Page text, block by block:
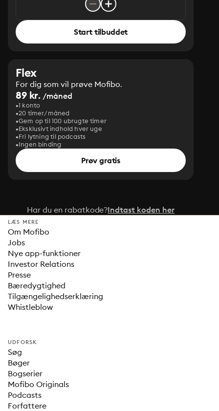
Start tilbuddet
Flex
For dig som vil prøve Mofibo.
89 kr. /måned
1 konto
20 timer/måned
Gem op til 100 ubrugte timer
Eksklusivt indhold hver uge
Fri lytning til podcasts
Ingen binding
Prøv gratis
Har du en rabatkode?Indtast koden her
LÆS MERE
Om Mofibo
Jobs
Nye app-funktioner
Investor Relations
Presse
Bæredygtighed
Tilgængelighedserklæring
Whistleblow
UDFORSK
Søg
Bøger
Bogserier
Mofibo Originals
Podcasts
Forfattere